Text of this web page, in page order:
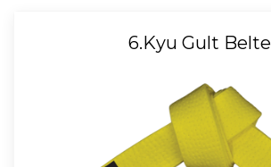
6.Kyu Gult Belte